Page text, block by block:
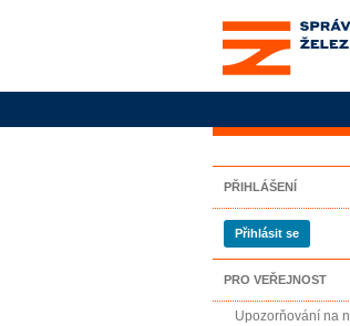
Správa železnic,
organizace
PŘIHLÁŠENÍ
Přihlásit se
PRO VEŘEJNOST
Upozorňování na